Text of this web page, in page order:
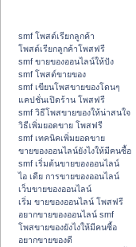
smf โพสต์เรียกลูกค้า
โพสต์เรียกลูกค้าโพสฟรี
smf ขายของออนไลน์ให้ปัง
smf โพสต์ขายของ
smf เขียนโพสขายของโดนๆ
แคปชั่นเปิดร้าน โพสฟรี
smf วิธีโพสขายของให้น่าสนใจ
วิธีเพิ่มยอดขาย โพสฟรี
smf เทคนิคเพิ่มยอดขาย
ขายของออนไลน์ยังไงให้มีคนซื้อ
smf เริ่มต้นขายของออนไลน์
ไอ เดีย การขายของออนไลน์
เว็บขายของออนไลน์
เริ่ม ขายของออนไลน์ โพสฟรี
อยากขายของออนไลน์ smf
โพสขายของยังไงให้มีคนซื้อ
อยากขายของดี